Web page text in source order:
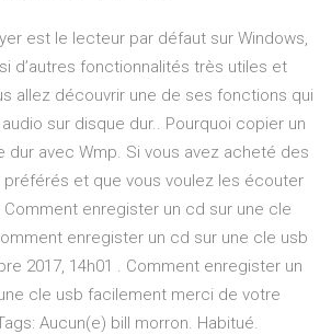
est le lecteur par défaut sur Windows,
d’autres fonctionnalités très utiles et
allez découvrir une de ses fonctions qui
sur disque dur.. Pourquoi copier un
dur avec Wmp. Si vous avez acheté des
préférés et que vous voulez les écouter
Comment enregister un cd sur une cle
enregister un cd sur une cle usb
2017, 14h01 . Comment enregister un
cle usb facilement merci de votre
Aucun(e) bill morron. Habitué.